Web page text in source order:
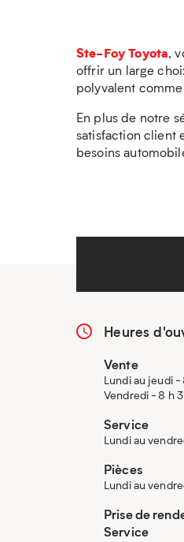
Ste-Foy Toyota,
offrir un large
polyvalent
En plus de notre
satisfaction client
besoins
Heures
Vente
Lundi au jeudi -
Vendredi - 8 h
Service
Lundi au
Pièces
Lundi au
Prise de
Service